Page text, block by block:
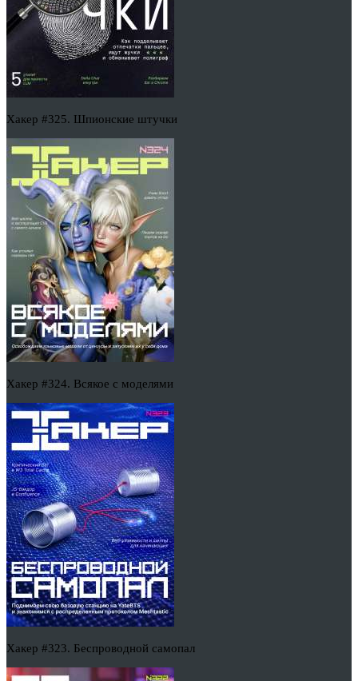
Хакер #325. Шпионские штучки
Хакер #324. Всякое с моделями
Хакер #323. Беспроводной самопал